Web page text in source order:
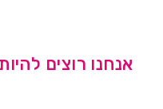
אנחנו רוצים